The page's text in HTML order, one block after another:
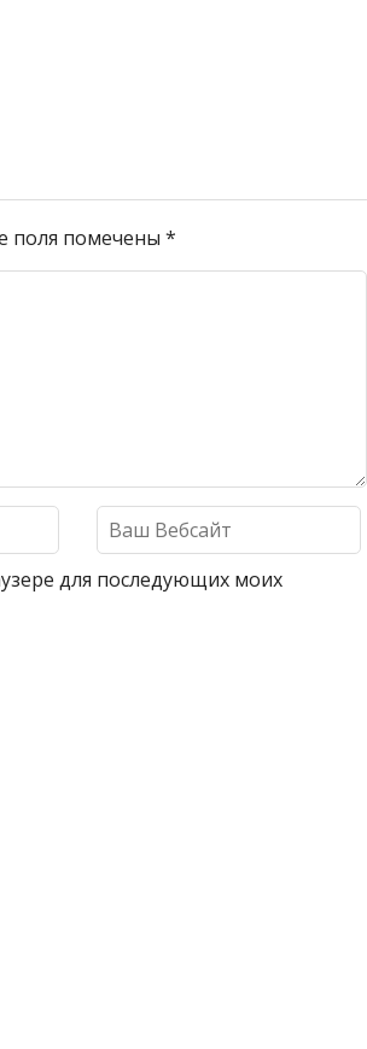
поля помечены *
для последующих моих